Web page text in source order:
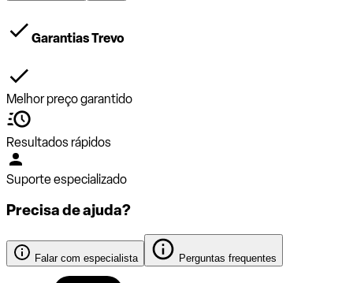
Garantias Trevo
Melhor preço garantido
Resultados rápidos
Suporte especializado
Precisa de ajuda?
Falar com especialista Perguntas frequentes